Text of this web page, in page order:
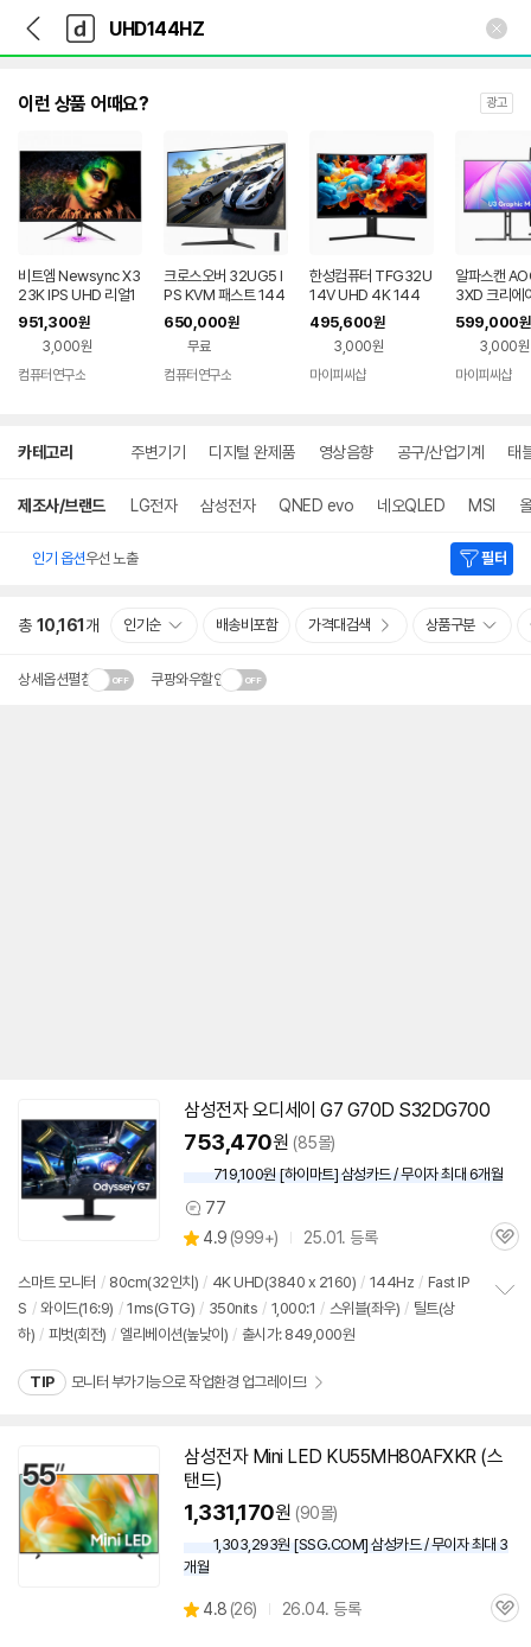
다
나
와
가
다
와
인
이런 상품 어때요? 광고
비트엠 Newsync X3
23K IPS UHD 리얼1
44 PD 체크메이트 무
결점
951,300원
3,000원
컴퓨터연구소
크로스오버 32UG5 I
PS KVM 패스트 144
UHD 4K HDR 게이밍
무결점
650,000원
무료
컴퓨터연구소
한성컴퓨터 TFG32U
14V UHD 4K 144
게이밍/ M
495,600원
3,000원
마이피씨샵
알파스캔
3XD 크리에
4K UHD 딥
듀얼 모드
티스탠드 무
599,000원
3,000원
마이피씨샵
카테고리 주변기기 디지털 완제품 영상음향 공구/산업기계 태
제조사/브랜드 LG전자 삼성전자 QNED evo 네오QLED MSI
인기 옵션우선 노출 필터
총 10,161 개 인기순 배송비포함 가격대검색 상품구분
상세옵션펼침 쿠팡와우할인
삼성전자 오디세이 G7 G70D S32DG700
753,470원 (85몰)
719,100원 [하이마트] 삼성카드 / 무이자 최대 6개월
상
품
견
77
별
점
4.9 (상
리
뷰
999+) 25.01. 등록
관
스마트 모니터 / 80cm(32인치) / 4K UHD(3840 x 2160) / 144Hz / Fast IP
S / 와이드(16:9) / 1ms(GTG) / 350nits / 1,000:1 / 스위블(좌우) / 틸트(상
하) / 피벗(회전) / 엘리베이션(높낮이) / 출시가: 849,000원
TIP 모니터 부가기능으로 작업환경 업그레이드!
삼성전자 Mini LED KU55MH80AFXKR (스
탠드)
1,331,170원 (90몰)
1,303,293원 [SSG.COM] 삼성카드 / 무이자 최대 3
개월
별
4.8 (상
26) 26.04. 등록
관